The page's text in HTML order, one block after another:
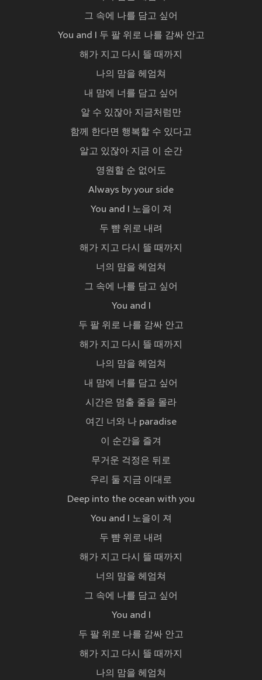
그 속에 나를 담고 싶어
You and I 두 팔 위로 나를 감싸 안고
해가 지고 다시 뜰 때까지
나의 맘을 헤엄쳐
내 맘에 너를 담고 싶어
알 수 있잖아 지금처럼만
함께 한다면 행복할 수 있다고
알고 있잖아 지금 이 순간
영원할 순 없어도
Always by your side
You and I 노을이 져
두 뺨 위로 내려
해가 지고 다시 뜰 때까지
너의 맘을 헤엄쳐
그 속에 나를 담고 싶어
You and I
두 팔 위로 나를 감싸 안고
해가 지고 다시 뜰 때까지
나의 맘을 헤엄쳐
내 맘에 너를 담고 싶어
시간은 멈출 줄을 몰라
여긴 너와 나 paradise
이 순간을 즐겨
무거운 걱정은 뒤로
우리 둘 지금 이대로
Deep into the ocean with you
You and I 노을이 져
두 뺨 위로 내려
해가 지고 다시 뜰 때까지
너의 맘을 헤엄쳐
그 속에 나를 담고 싶어
You and I
두 팔 위로 나를 감싸 안고
해가 지고 다시 뜰 때까지
나의 맘을 헤엄쳐